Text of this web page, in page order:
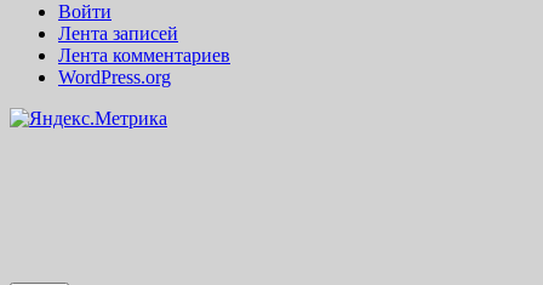
Войти
Лента записей
Лента комментариев
WordPress.org